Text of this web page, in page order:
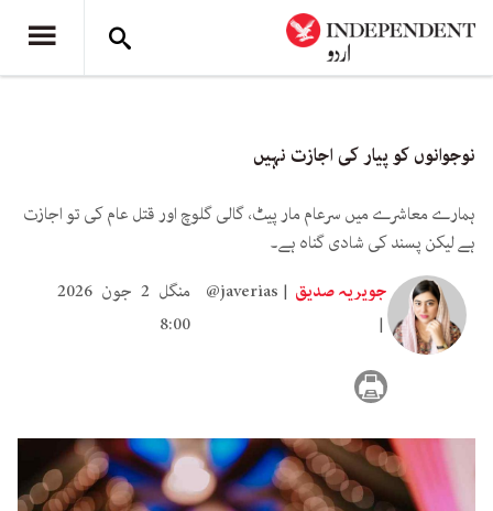
نوجوانوں کو پیار کی اجازت نہیں
ہمارے معاشرے میں سرعام مار پیٹ، گالی گلوچ اور قتل عام کی تو اجازت
ہے لیکن پسند کی شادی گناہ ہے۔
جویریہ صدیق
@javerias
منگل 2 جون 2026
8:00